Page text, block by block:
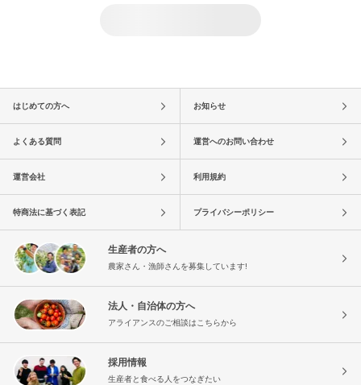
はじめての方へ お知らせ
よくある質問 運営へのお問い合わせ
運営会社 利用規約
特商法に基づく表記 プライバシーポリシー
生産者の方へ
農家さん・漁師さんを募集しています!
法人・自治体の方へ
アライアンスのご相談はこちらから
採用情報
生産者と食べる人をつなぎたい